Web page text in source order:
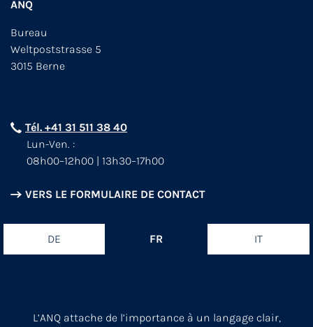
ANQ
Bureau
Weltpoststrasse 5
3015 Berne
Tél. +41 31 511 38 40
Lun-Ven. :
08h00–12h00 | 13h30–17h00
VERS LE FORMULAIRE DE CONTACT
DE FR IT
L’ANQ attache de l’importance à un langage clair,